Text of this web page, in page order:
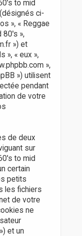
to mid
ci-
», « Reggae
80's »,
») et
», « eux »,
»,
») utilisent
pendant
de votre
de deux
sur
to mid
certain
petits
les fichiers
de votre
ne
et un